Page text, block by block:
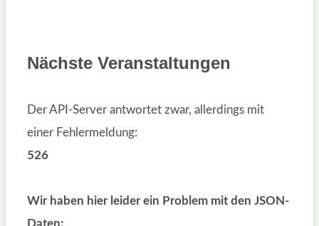
Nächste Veranstaltungen
Der API-Server antwortet zwar, allerdings mit
einer Fehlermeldung:
526
Wir haben hier leider ein Problem mit den JSON-
Daten: